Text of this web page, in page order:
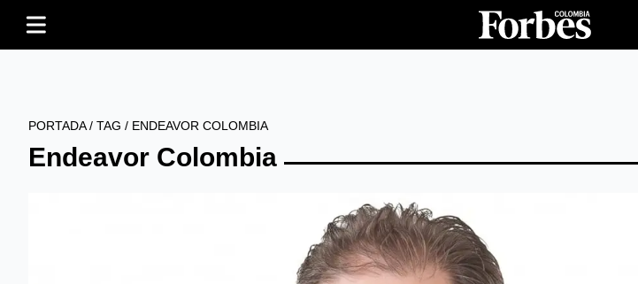
PORTADA/ TAG / ENDEAVOR COLOMBIA
Endeavor Colombia